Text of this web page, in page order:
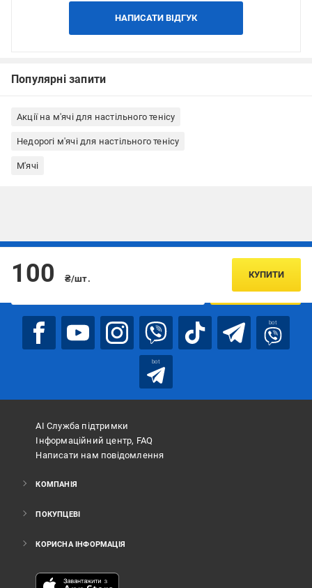
НАПИСАТИ ВІДГУК
Популярні запити
Акції на м'ячі для настільного тенісу
Недорогі м'ячі для настільного тенісу
М'ячі
100 ₴/шт. КУПИТИ
Підписуйтесь, щоб дізнаватись першим про акції та пропозиції
ПІДПИСАТИСЯ
bot
bot
АІ Служба підтримки
Інформаційний центр, FAQ
Написати нам повідомлення
КОМПАНІЯ
ПОКУПЦЕВІ
КОРИСНА ІНФОРМАЦІЯ